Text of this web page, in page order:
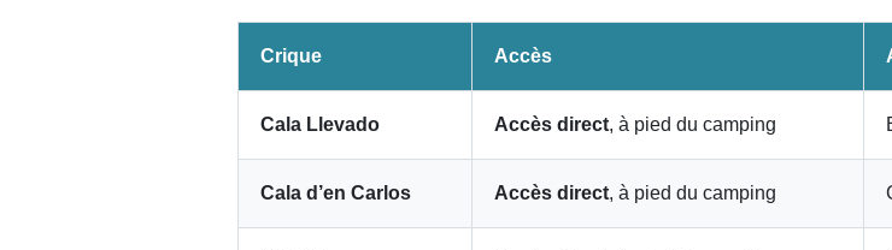
Crique Accès
Cala Llevado Accès direct, à pied du camping
Cala d’en Carlos Accès direct, à pied du camping